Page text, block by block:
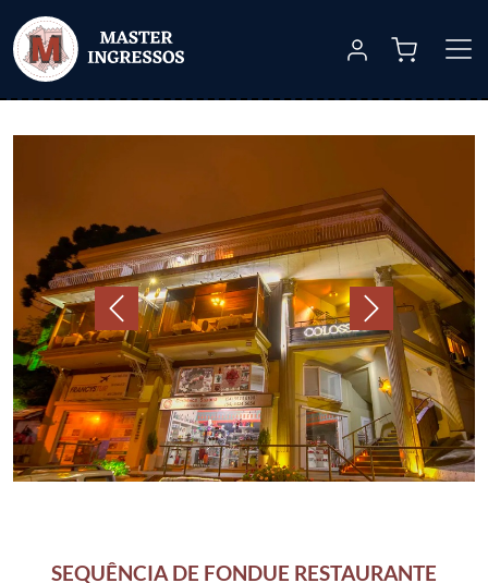
SEQUÊNCIA DE FONDUE RESTAURANTE